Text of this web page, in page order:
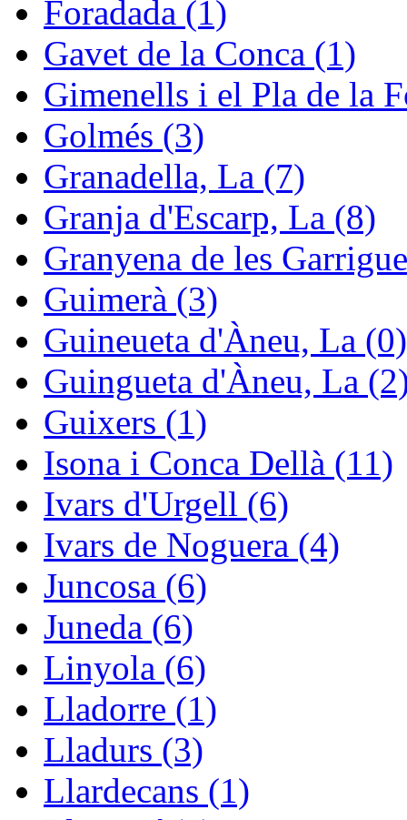
Foradada (1)
Gavet de la Conca (1)
Gimenells i el Pla de la
Golmés (3)
Granadella, La (7)
Granja d'Escarp, La (8)
Granyena de les
Guimerà (3)
Guineueta d'Àneu, La (0)
Guingueta d'Àneu, La
Guixers (1)
Isona i Conca Dellà (11)
Ivars d'Urgell (6)
Ivars de Noguera (4)
Juncosa (6)
Juneda (6)
Linyola (6)
Lladorre (1)
Lladurs (3)
Llardecans (1)